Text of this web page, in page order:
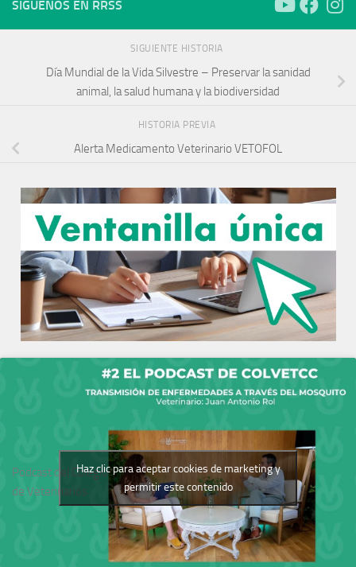
SÍGUENOS EN RRSS
SIGUIENTE HISTORIA
Día Mundial de la Vida Silvestre – Preservar la sanidad
animal, la salud humana y la biodiversidad
HISTORIA PREVIA
Alerta Medicamento Veterinario VETOFOL
Podcast del Colegio
de Veterinarios
Haz clic para aceptar cookies de marketing y
permitir este contenido